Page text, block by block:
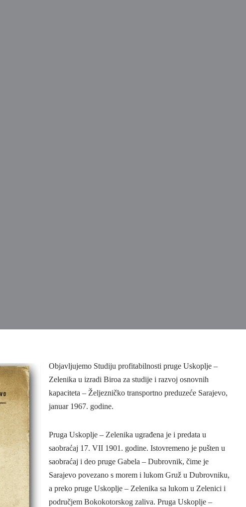
Objavljujemo Studiju profitabilnosti pruge Uskoplje –
Zelenika u izradi Biroa za studije i razvoj osnovnih
kapaciteta – Željezničko transportno preduzeće Sarajevo,
januar 1967. godine.
Pruga Uskoplje – Zelenika ugrađena je i predata u
saobraćaj 17. VII 1901. godine. Istovremeno je pušten u
saobraćaj i deo pruge Gabela – Dubrovnik, čime je
Sarajevo povezano s morem i lukom Gruž u Dubrovniku,
a preko pruge Uskoplje – Zelenika sa lukom u Zelenici i
područjem Bokokotorskog zaliva. Pruga Uskoplje –